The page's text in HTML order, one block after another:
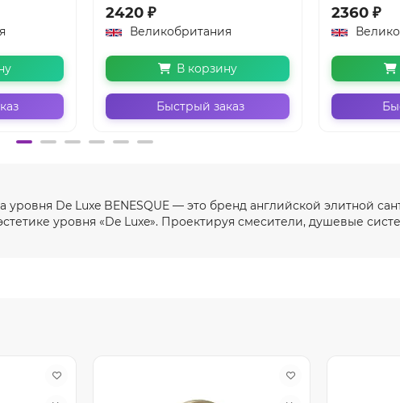
2420 ₽
Великобритания
В корзину
Быстрый заказ
2360 ₽
уровня De Luxe BENESQUE — это бренд английской элитной
уровня «De Luxe». Проектируя смесители, душевые